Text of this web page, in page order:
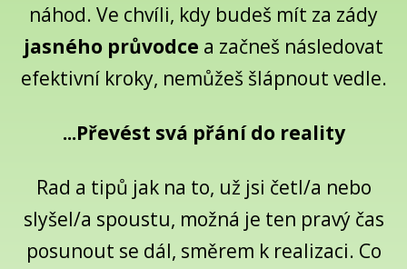
náhod. Ve chvíli, kdy budeš mít za zády
jasného průvodce a začneš následovat
efektivní kroky, nemůžeš šlápnout vedle.
...Převést svá přání do reality
Rad a tipů jak na to, už jsi četl/a nebo
slyšel/a spoustu, možná je ten pravý čas
posunout se dál, směrem k realizaci. Co